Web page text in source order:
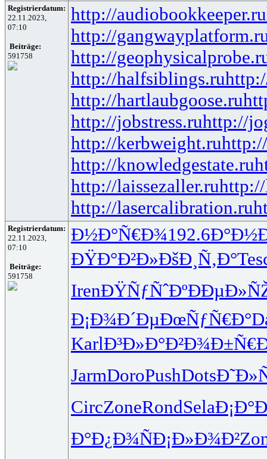
Registrierdatum:
22.11.2023,
07:10
Beiträge:
591758
http://audiobookkeeper.ru
http://
http://
http://halfsiblings.ru
http://hartlaubgoose.ru
http://jobstress.ruhttp://
http://kerbweight.ru
http://knowledgestate.ru
http://laissezaller.ru
http://lasercalibration.ru
Registrierdatum:
22.11.2023,
07:10
Beiträge:
591758
Ð½Ð°Ñ€Ð¾192.6
ÐŸÐ°Ð²Ð»ÐšÐ¸Ñ‚Ð°
IrenÐŸÑƒÑˆÐº
Ð¡Ð¾Ð´ÐµÐœÑƒÑ€Ð°
KarlÐ³Ð»Ð°Ð²
JarmDoroPushDots
CircZoneRondSela
Ð°Ð¿Ð¾ÑÐ¡Ð»Ð¾Ð²